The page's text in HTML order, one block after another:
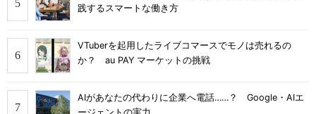
践するスマートな働き方
VTuberを起用したライブコマースでモノは売れるの
か？ au PAY マーケットの挑戦
AIがあなたの代わりに企業へ電話……？ Google・AIエ